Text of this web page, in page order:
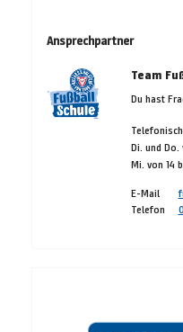
Ansprechpartner
Team
Du hast
Di. und Do.
Mi. von 14
E-Mail
Telefon